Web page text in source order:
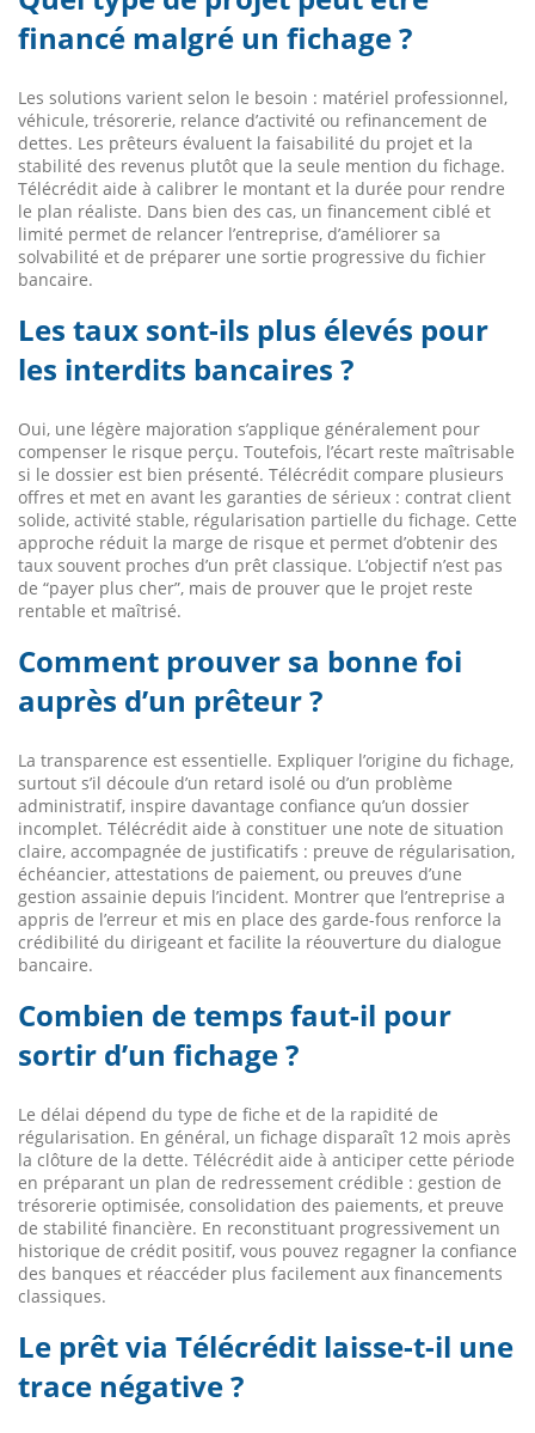
financé malgré un fichage ?
Les solutions varient selon le besoin : matériel professionnel,
véhicule, trésorerie, relance d’activité ou refinancement de
dettes. Les prêteurs évaluent la faisabilité du projet et la
stabilité des revenus plutôt que la seule mention du fichage.
Télécrédit aide à calibrer le montant et la durée pour rendre
le plan réaliste. Dans bien des cas, un financement ciblé et
limité permet de relancer l’entreprise, d’améliorer sa
solvabilité et de préparer une sortie progressive du fichier
bancaire.
Les taux sont-ils plus élevés pour
les interdits bancaires ?
Oui, une légère majoration s’applique généralement pour
compenser le risque perçu. Toutefois, l’écart reste maîtrisable
si le dossier est bien présenté. Télécrédit compare plusieurs
offres et met en avant les garanties de sérieux : contrat client
solide, activité stable, régularisation partielle du fichage. Cette
approche réduit la marge de risque et permet d’obtenir des
taux souvent proches d’un prêt classique. L’objectif n’est pas
de “payer plus cher”, mais de prouver que le projet reste
rentable et maîtrisé.
Comment prouver sa bonne foi
auprès d’un prêteur ?
La transparence est essentielle. Expliquer l’origine du fichage,
surtout s’il découle d’un retard isolé ou d’un problème
administratif, inspire davantage confiance qu’un dossier
incomplet. Télécrédit aide à constituer une note de situation
claire, accompagnée de justificatifs : preuve de régularisation,
échéancier, attestations de paiement, ou preuves d’une
gestion assainie depuis l’incident. Montrer que l’entreprise a
appris de l’erreur et mis en place des garde-fous renforce la
crédibilité du dirigeant et facilite la réouverture du dialogue
bancaire.
Combien de temps faut-il pour
sortir d’un fichage ?
Le délai dépend du type de fiche et de la rapidité de
régularisation. En général, un fichage disparaît 12 mois après
la clôture de la dette. Télécrédit aide à anticiper cette période
en préparant un plan de redressement crédible : gestion de
trésorerie optimisée, consolidation des paiements, et preuve
de stabilité financière. En reconstituant progressivement un
historique de crédit positif, vous pouvez regagner la confiance
des banques et réaccéder plus facilement aux financements
classiques.
Le prêt via Télécrédit laisse-t-il une
trace négative ?